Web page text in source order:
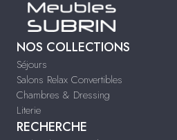
NOS COLLECTIONS
Séjours
Salons Relax Convertibles
Chambres & Dressing
Literie
RECHERCHE